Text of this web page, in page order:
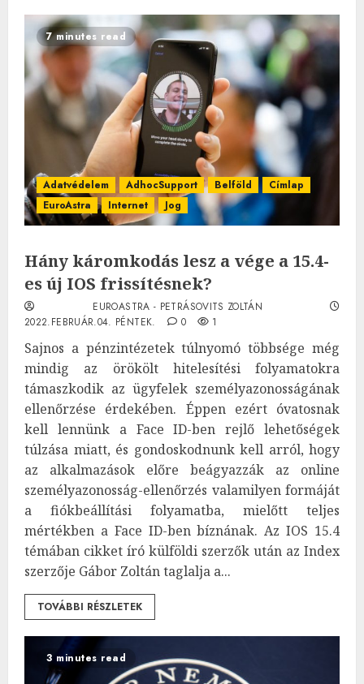
7 minutes read
Adatvédelem AdhocSupport Belföld
Címlap
EuroAstra
Internet Jog
Hány káromkodás lesz a vége a 15.4-
es új IOS frissítésnek?
EUROASTRA - PETRÁSOVITS ZOLTÁN
2022.FEBRUÁR.04. PÉNTEK.
0 1
Sajnos a pénzintézetek túlnyomó többsége még
mindig az örökölt hitelesítési folyamatokra
támaszkodik az ügyfelek személyazonosságának
ellenőrzése érdekében. Éppen ezért óvatosnak
kell lennünk a Face ID-ben rejlő lehetőségek
túlzása miatt, és gondoskodnunk kell arról, hogy
az alkalmazások előre beágyazzák az online
személyazonosság-ellenőrzés valamilyen formáját
a fiókbeállítási folyamatba, mielőtt teljes
mértékben a Face ID-ben bíznának. Az IOS 15.4
témában cikket író külföldi szerzők után az Index
szerzője Gábor Zoltán taglalja a...
TOVÁBBI RÉSZLETEK
3 minutes read